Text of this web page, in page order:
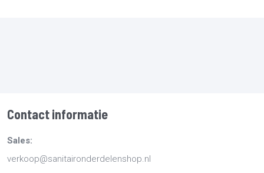
Contact informatie
Sales:
verkoop@sanitaironderdelenshop.nl